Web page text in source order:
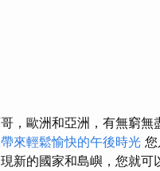
，歐洲和亞洲，有無窮無
來輕鬆愉快的午後時光
新的國家和島嶼，您就可